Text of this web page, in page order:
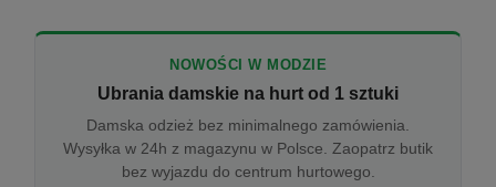
NOWOŚCI W MODZIE
Ubrania damskie na hurt od 1 sztuki
Damska odzież bez minimalnego zamówienia.
Wysyłka w 24h z magazynu w Polsce. Zaopatrz butik
bez wyjazdu do centrum hurtowego.